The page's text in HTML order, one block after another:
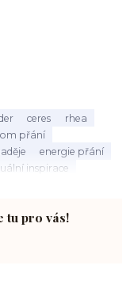
ceres
rhea
přání
energie přání
inspirace
tu pro vás!